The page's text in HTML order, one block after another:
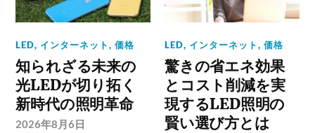
LED, インターネット,価格
知られざる未来の
光LEDが切り拓く
新時代の照明革命
2026年8月6日
LED, インターネット,価格
驚きの省エネ効果
とコスト削減を実
現するLED照明の
賢い選び方とは